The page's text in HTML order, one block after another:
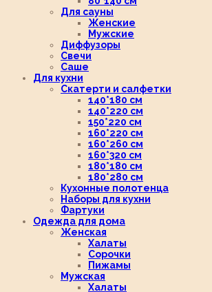
Для сауны
Женские
Мужские
Диффузоры
Свечи
Саше
Для кухни
Скатерти и салфетки
140*180 см
140*220 см
150*220 см
160*220 см
160*260 см
160*320 см
180*180 см
180*280 см
Кухонные полотенца
Наборы для кухни
Фартуки
Одежда для дома
Женская
Халаты
Сорочки
Пижамы
Мужская
Халаты